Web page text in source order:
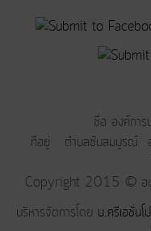
ชื่อ องค์กา
ที่อยู่ ตำบลซับสมบูรณ์
Copyright 2015 © อ
บริหารจัดการโดย บ.ครีเอชั่น